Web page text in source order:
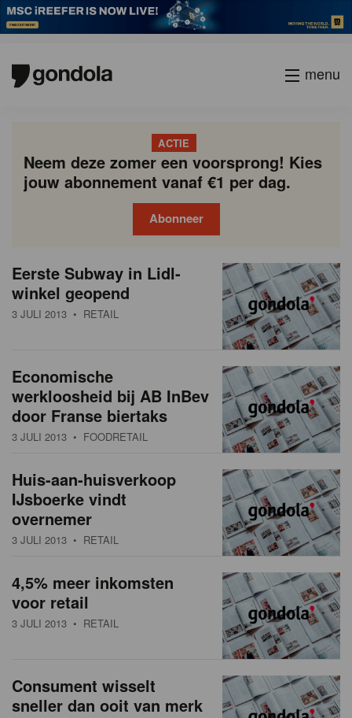
menu
ACTIE
Neem deze zomer een voorsprong! Kies
jouw abonnement vanaf €1 per dag.
Abonneer
N
e
w
s
o
v
e
c
Eerste Subway in Lidl-
winkel geopend
3 JULI 2013 • RETAIL
Economische
werkloosheid bij AB InBev
door Franse biertaks
3 JULI 2013 • FOODRETAIL
Huis-aan-huisverkoop
IJsboerke vindt
overnemer
3 JULI 2013 • RETAIL
4,5% meer inkomsten
voor retail
3 JULI 2013 • RETAIL
Consument wisselt
sneller dan ooit van merk
P
a
g
a
t
i
o
Vorige
Page
Page
Page
Page
Current
page
Page
Page
Page
Page
Volgende
academy
society